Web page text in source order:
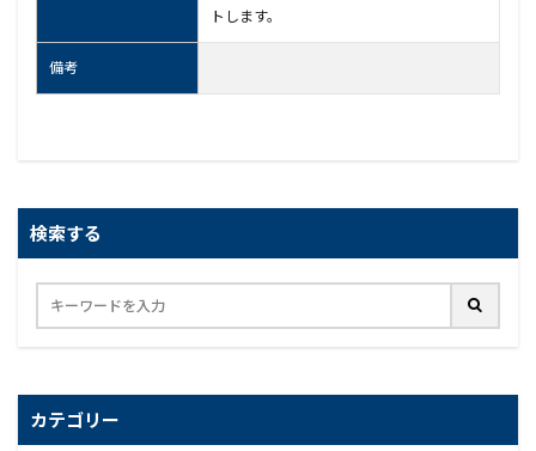
トします。
備考
検索する
カテゴリー